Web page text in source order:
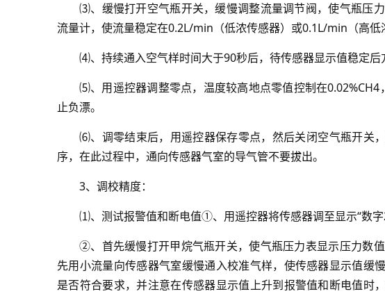
⑶、缓慢打开空气瓶开关，缓慢调整流量调节阀，使气瓶压
流量计，使流量稳定在0.2L/min（低浓传感器）或0.1L/min（高低
⑷、持续通入空气样时间大于90秒后，待传感器显示值稳定后
⑸、用遥控器调整零点，温度较高地点零值控制在0.02%CH4
止负漂。
⑹、调零结束后，用遥控器保存零点，然后关闭空气瓶开关
序，在此过程中，通向传感器气室的导气管不要拔出。
3、调校精度：
⑴、测试报警值和断电值①、用遥控器将传感器调至显示“数字
②、首先缓慢打开甲烷气瓶开关，使气瓶压力表显示压力数
先用小流量向传感器气室缓慢通入校准气样，使传感器显示值缓
是否符合要求，并注意在传感器显示值上升到报警值和断电值时